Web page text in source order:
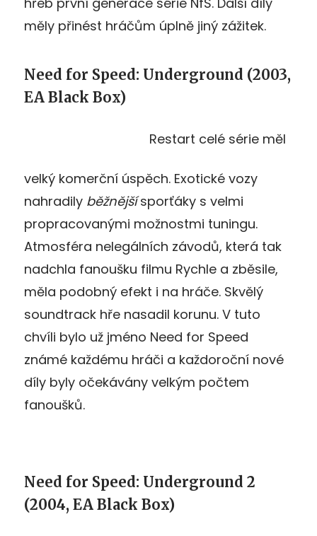
měly přinést hráčům úplně jiný zážitek.
Need for Speed: Underground (2003,
EA Black Box)
Restart celé série měl
velký komerční úspěch. Exotické vozy
nahradily běžnějšísporťáky s velmi
propracovanými možnostmi tuningu.
Atmosféra nelegálních závodů, která tak
nadchla fanoušku filmu Rychle a zběsile,
měla podobný efekt i na hráče. Skvělý
soundtrack hře nasadil korunu. V tuto
chvíli bylo už jméno Need for Speed
známé každému hráči a každoroční nové
díly byly očekávány velkým počtem
fanoušků.
Need for Speed: Underground 2
(2004, EA Black Box)